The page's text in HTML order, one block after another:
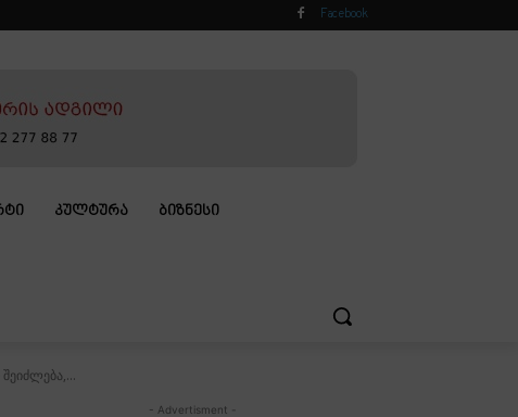
Facebook
ᲙᲣᲚᲢᲣᲠᲐ ᲑᲘᲖᲜᲔᲡᲘ
- Advertisment -